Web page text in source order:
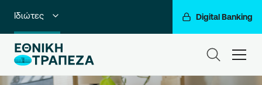
Ιδιώτες Digital Banking
Premium Banking
Private Banking